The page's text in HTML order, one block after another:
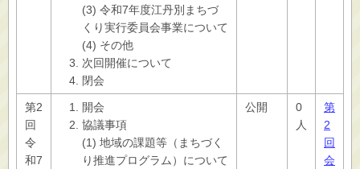
(3) 令和7年度江丹別まちづ
くり実行委員会事業について
(4) その他
次回開催について
閉会
第2
回
令
和7
開会
協議事項
(1) 地域の課題等（まちづく
り推進プログラム）について
公開
0
人
第
2
回
会